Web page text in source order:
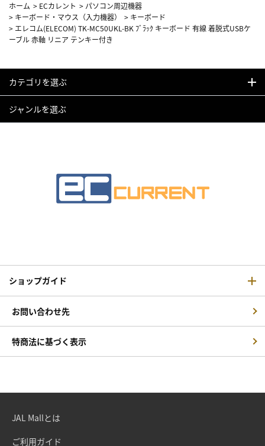
ホーム > ECカレント > パソコン周辺機器
> キーボード・マウス（入力機器） > キーボード
> エレコム(ELECOM) TK-MC50UKL-BK ﾌﾞﾗｯｸ キーボード 有線 着脱式USBケ
ーブル 赤軸 リニア テンキー付き
カテゴリを選ぶ
ジャンルを選ぶ
ショップガイド
お問い合わせ先
特商法に基づく表示
JAL Mallとは
ご利用ガイド